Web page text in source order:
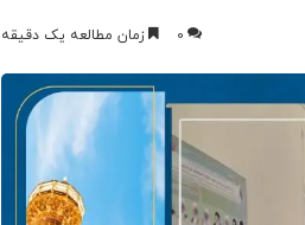
0 زمان مطالعه یک دقیقه